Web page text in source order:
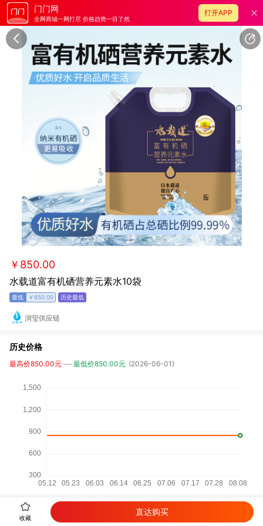
门门网
全网商城一网打尽 价格趋势一目了然
打开APP
￥850.00
水载道富有机硒营养元素水10袋
￥850.00
润玺供应链
历史价格
最高价850.00元 最低价850.00元 (2026-06-01)
收藏
直达购买